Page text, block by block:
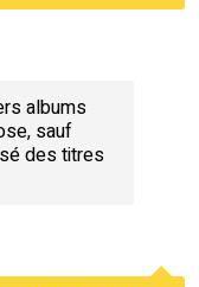
albums
sauf
des titres